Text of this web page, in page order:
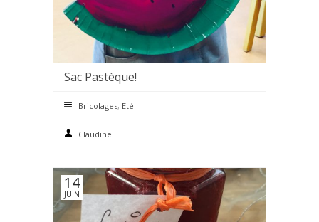
0 comments
Sac Pastèque!
Bricolages, Eté
Claudine
14
JUIN